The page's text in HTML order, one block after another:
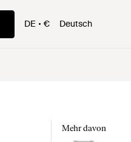
DE € Deutsch
Mehr davon